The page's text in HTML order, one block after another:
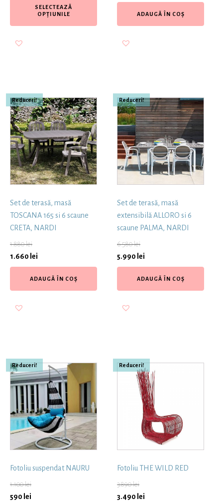
SELECTEAZĂ
OPȚIUNILE
ADAUGĂ ÎN COȘ
Reduceri!
Set de terasă, masă
TOSCANA 165 si 6 scaune
CRETA, NARDI
1.880lei
1.660 lei
ADAUGĂ ÎN COȘ
Reduceri!
Set de terasă, masă
extensibilă ALLORO si 6
scaune PALMA, NARDI
6.580lei
5.990 lei
ADAUGĂ ÎN COȘ
Reduceri!
Fotoliu suspendat NAURU
1.100lei
590 lei
Reduceri!
Fotoliu THE WILD RED
3.890lei
3.490 lei